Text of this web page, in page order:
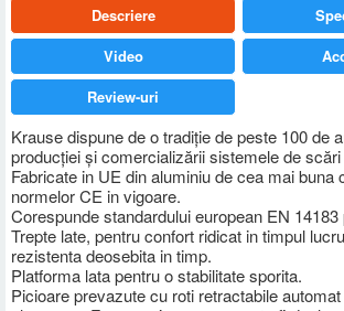
Descriere
Krause dispune de o tradiţie de peste 100 de
producţiei şi comercializării sistemele de
Fabricate in UE din aluminiu de cea mai buna
normelor CE in vigoare.
Corespunde standardului european EN
Trepte late, pentru confort ridicat in timpul
rezistenta deosebita in timp.
Platforma lata pentru o stabilitate sporita.
Picioare prevazute cu roti retractabile
Video
Review-uri